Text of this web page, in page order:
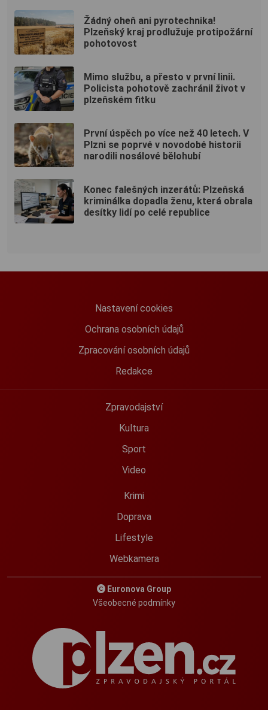
Žádný oheň ani pyrotechnika!
Plzeňský kraj prodlužuje protipožární
pohotovost
Mimo službu, a přesto v první linii.
Policista pohotově zachránil život v
plzeňském fitku
První úspěch po více než 40 letech. V
Plzni se poprvé v novodobé historii
narodili nosálové bělohubí
Konec falešných inzerátů: Plzeňská
kriminálka dopadla ženu, která obrala
desítky lidí po celé republice
Nastavení cookies
Ochrana osobních údajů
Zpracování osobních údajů
Redakce
Zpravodajství
Kultura
Sport
Video
Krimi
Doprava
Lifestyle
Webkamera
Euronova Group
Všeobecné podmínky